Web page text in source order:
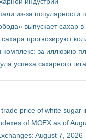
из-за популярности
выпускает сахар в
прогнозируют
за иллюзию
успеха сахарного
price of white sugar
of MOEX as of
August 7, 2026